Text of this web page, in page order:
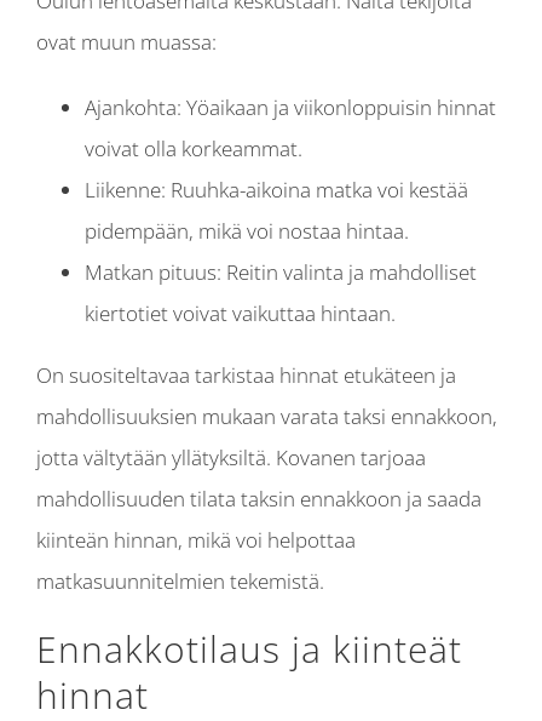
ovat muun muassa:
Ajankohta: Yöaikaan ja viikonloppuisin hinnat
voivat olla korkeammat.
Liikenne: Ruuhka-aikoina matka voi kestää
pidempään, mikä voi nostaa hintaa.
Matkan pituus: Reitin valinta ja mahdolliset
kiertotiet voivat vaikuttaa hintaan.
On suositeltavaa tarkistaa hinnat etukäteen ja
mahdollisuuksien mukaan varata taksi ennakkoon,
jotta vältytään yllätyksiltä. Kovanen tarjoaa
mahdollisuuden tilata taksin ennakkoon ja saada
kiinteän hinnan, mikä voi helpottaa
matkasuunnitelmien tekemistä.
Ennakkotilaus ja kiinteät
hinnat